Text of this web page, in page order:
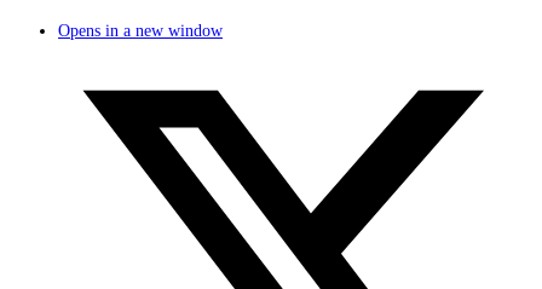
Opens in a new window